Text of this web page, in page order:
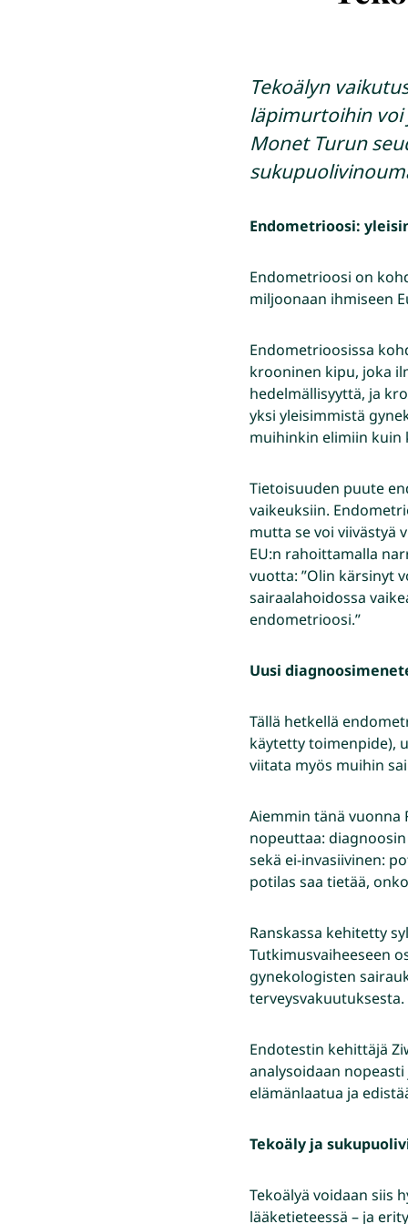
Tekoälyn
läpimurtoihin voi
Monet Turun
Endometrioosi:
Endometrioosi on
miljoonaan ihmiseen
Endometrioosissa
krooninen kipu, joka
hedelmällisyyttä, ja
yksi yleisimmistä
muihinkin elimiin kuin
Tietoisuuden puute
vaikeuksiin.
mutta se voi viivästyä
EU:n rahoittamalla
vuotta: ”Olin kärsinyt
sairaalahoidossa
endometrioosi.”
Uusi
Tällä hetkellä
käytetty toimenpide),
viitata myös muihin
Aiemmin tänä vuonna
nopeuttaa:
sekä ei-invasiivinen:
potilas saa tietää,
Ranskassa kehitetty
Tutkimusvaiheeseen
gynekologisten
Endotestin kehittäjä
analysoidaan
elämänlaatua ja
Tekoäly ja
Tekoälyä voidaan siis
lääketieteessä – ja